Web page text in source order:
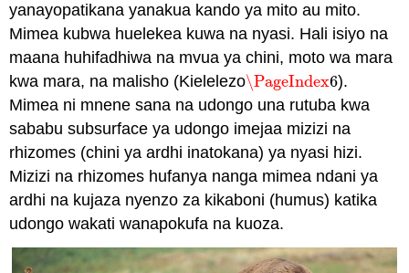
yanayopatikana yanakua kando ya mito au mito.
Mimea kubwa huelekea kuwa na nyasi. Hali isiyo na
maana huhifadhiwa na mvua ya chini, moto wa mara
kwa mara, na malisho (Kielelezo\PageIndex6
\PageIndex6).
Mimea ni mnene sana na udongo una rutuba kwa
sababu subsurface ya udongo imejaa mizizi na
rhizomes (chini ya ardhi inatokana) ya nyasi hizi.
Mizizi na rhizomes hufanya nanga mimea ndani ya
ardhi na kujaza nyenzo za kikaboni (humus) katika
udongo wakati wanapokufa na kuoza.